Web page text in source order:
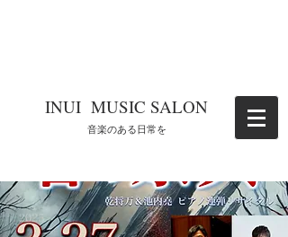
​INUI MUSIC SALON
​音楽のある日常を